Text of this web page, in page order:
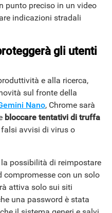
punto preciso in un video
indicazioni stradali
gli utenti
e alla ricerca,
sul fronte della
Nano, Chrome sarà
bloccare tentativi di truffa
avvisi di virus o
possibilità di reimpostare
compromesse con un solo
attiva solo sui siti
una password è stata